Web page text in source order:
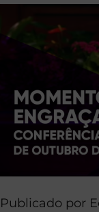
Publicado por